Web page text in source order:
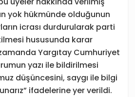
yok hükmünde olduğunun
icrası durdurularak parti
hususunda karar
Yargıtay Cumhuriyet
yazı ile bildirilmesi
düşüncesini, saygı ile bilgi
ifadelerine yer verildi.